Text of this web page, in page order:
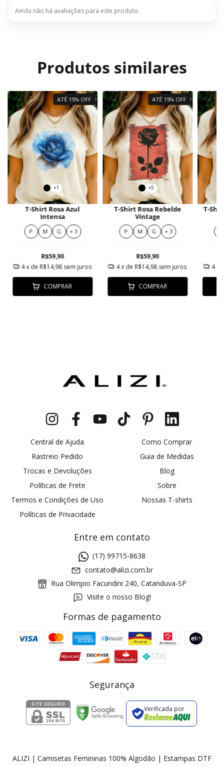
Ainda não há avaliações para este produto.
Produtos similares
ATÉ 15% OFF
+1
T-Shirt Rosa Azul
Intensa
P M G + 3
R$59,90
4x de R$14,98 sem juros
COMPRAR
ATÉ 15% OFF
+5
T-Shirt Rosa Rebelde
Vintage
P M G + 3
R$59,90
4x de R$14,98sem juros
COMPRAR
T-
4
Central de Ajuda
Rastreio Pedido
Trocas e Devoluções
Políticas de Frete
Termos e Condições de Uso
Políticas de Privacidade
Como Comprar
Guia de Medidas
Blog
Sobre
Nossas T-shirts
Entre em contato
(17) 99715-8638
contato@alizi.com.br
Rua Olimpio Facundini 240, Catanduva-SP
Visite o nosso Blog!
Formas de pagamento
Segurança
Verificada por
ALIZI | Camisetas Femininas 100% Algodão | Estampas DTF
Cupom 1a compra: GANHE5
2 pecas 7% OFF